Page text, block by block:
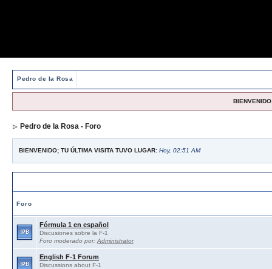
Pedro de la Rosa
Pedro de la Rosa - Foro
BIENVENIDO; TU ÚLTIMA VISITA TUVO LUGAR: Hoy, 02:51 AM
Foro
Fórmula 1 en español
Discusiones sobre la F-1
Foro moderado por: Administrator
English F-1 Forum
Discussions about F-1